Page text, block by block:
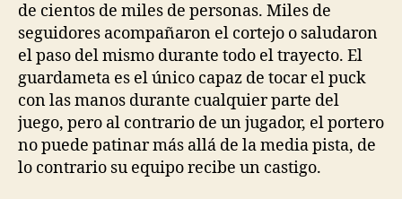
de cientos de miles de personas. Miles de
seguidores acompañaron el cortejo o saludaron
el paso del mismo durante todo el trayecto. El
guardameta es el único capaz de tocar el puck
con las manos durante cualquier parte del
juego, pero al contrario de un jugador, el portero
no puede patinar más allá de la media pista, de
lo contrario su equipo recibe un castigo.